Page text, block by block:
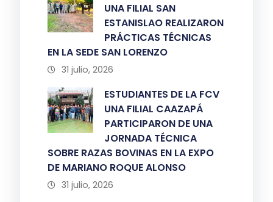
UNA FILIAL SAN
ESTANISLAO REALIZARON
PRÁCTICAS TÉCNICAS
EN LA SEDE SAN LORENZO
31 julio, 2026
ESTUDIANTES DE LA FCV
UNA FILIAL CAAZAPÁ
PARTICIPARON DE UNA
JORNADA TÉCNICA
SOBRE RAZAS BOVINAS EN LA EXPO
DE MARIANO ROQUE ALONSO
31 julio, 2026